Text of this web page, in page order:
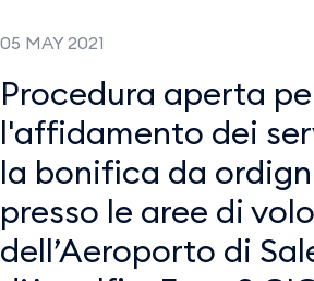
05 MAY 2021
Procedura aperta
l'affidamento dei
la bonifica da
presso le aree di volo
dell’Aeroporto di